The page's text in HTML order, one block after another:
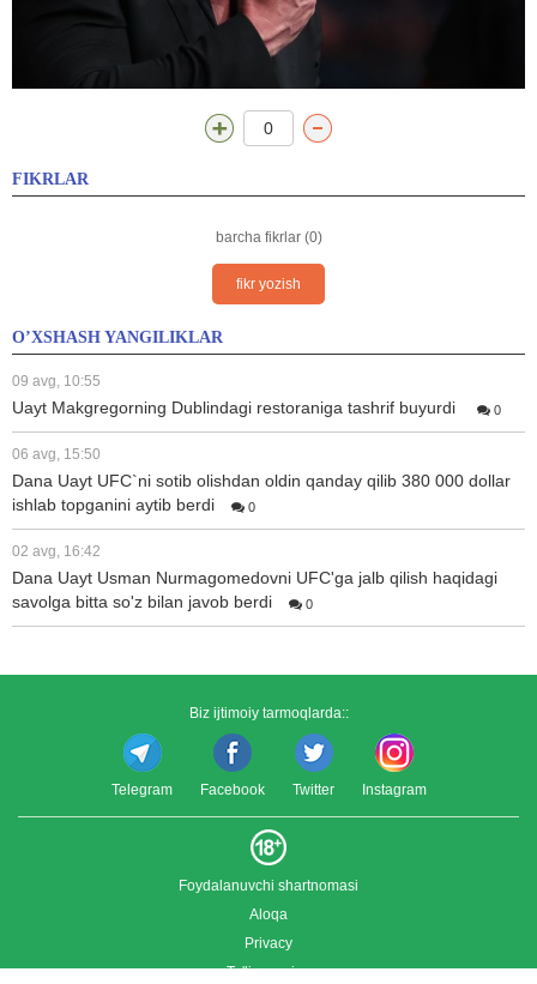
0
FIKRLAR
barcha fikrlar (0)
fikr yozish
O’XSHASH YANGILIKLAR
09 avg, 10:55
Uayt Makgregorning Dublindagi restoraniga tashrif buyurdi 0
06 avg, 15:50
Dana Uayt UFC`ni sotib olishdan oldin qanday qilib 380 000 dollar
ishlab topganini aytib berdi
0
02 avg, 16:42
Dana Uayt Usman Nurmagomedovni UFC'ga jalb qilish haqidagi
savolga bitta so'z bilan javob berdi
0
Biz ijtimoiy tarmoqlarda::
Telegram Facebook Twitter Instagram
Foydalanuvchi shartnomasi
Aloqa
Privacy
To'liq versiya